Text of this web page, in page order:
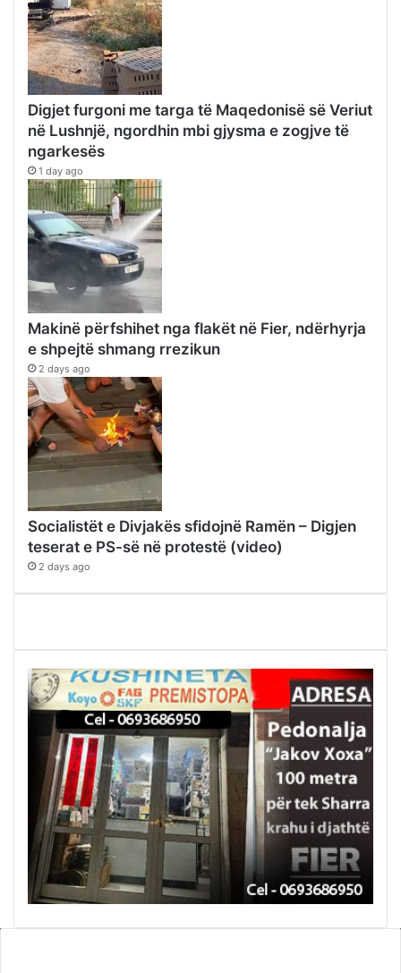
Digjet furgoni me targa të Maqedonisë së Veriut
në Lushnjë, ngordhin mbi gjysma e zogjve të
ngarkesës
1 day ago
Makinë përfshihet nga flakët në Fier, ndërhyrja
e shpejtë shmang rrezikun
2 days ago
Socialistët e Divjakës sfidojnë Ramën – Digjen
teserat e PS-së në protestë (video)
2 days ago